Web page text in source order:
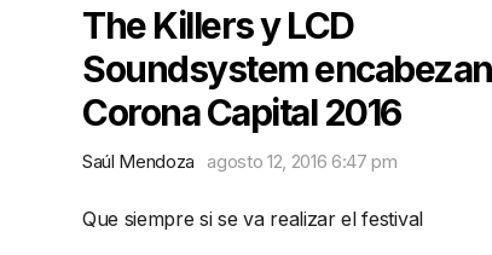
The Killers y LCD
Soundsystem encabezan
Corona Capital 2016
Saúl Mendoza agosto 12, 2016 6:47 pm
Que siempre si se va realizar el festival